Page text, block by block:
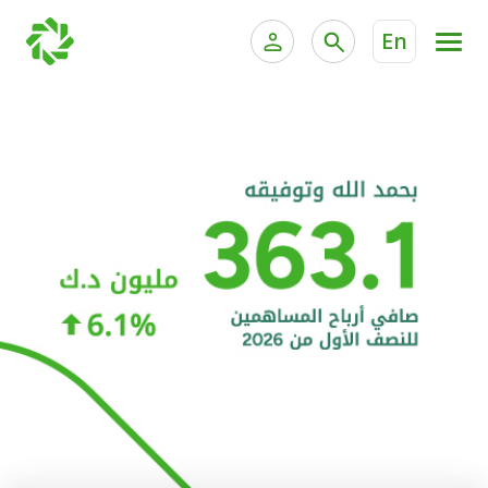
En
الخدمات المصرفية الإلكترونية للشركات
خدمة "بيتك" للتداول الإلكتروني
الحسابات المصرفية
البطاقات
"برامج العملاء"